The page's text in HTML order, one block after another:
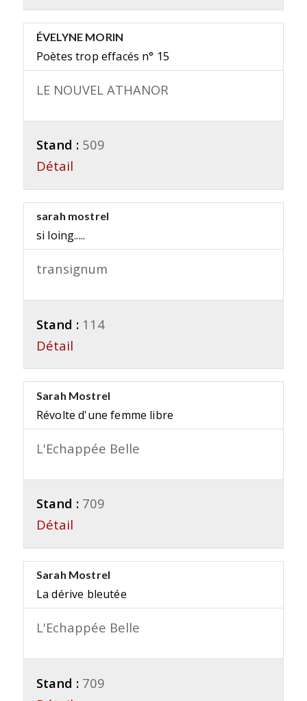
ÉVELYNE MORIN
Poètes trop effacés n° 15
LE NOUVEL ATHANOR
Stand : 509
Détail
sarah mostrel
si loing.....
transignum
Stand : 114
Détail
Sarah Mostrel
Révolte d'une femme libre
L'Echappée Belle
Stand : 709
Détail
Sarah Mostrel
La dérive bleutée
L'Echappée Belle
Stand : 709